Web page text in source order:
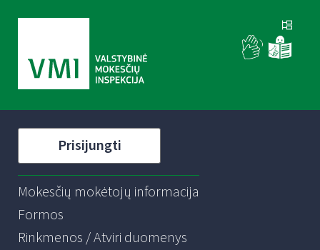
Prisijungti
Mokesčių mokėtojų informacija
Formos
Rinkmenos / Atviri duomenys